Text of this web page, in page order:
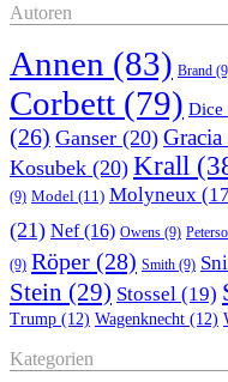
Autoren
Annen (83) Brand
Corbett (79) Dice
(26) Ganser (20) Gracia
Kosubek (20) Krall
(9) Model (11) Molyneux
(21) Nef(16) Owens (9)
(9) Röper (28) Smith (9)
Stein (29) Stossel (19)
Trump (12) Wagenknecht (12)
Kategorien